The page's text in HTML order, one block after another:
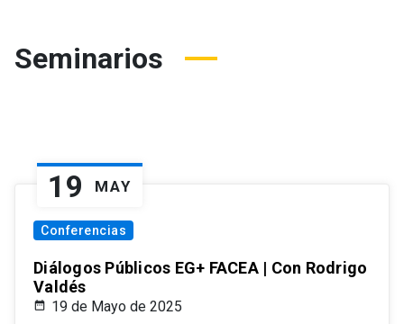
Seminarios
19 MAY
Conferencias
Diálogos Públicos EG+ FACEA | Con Rodrigo
Valdés
19 de Mayo de 2025